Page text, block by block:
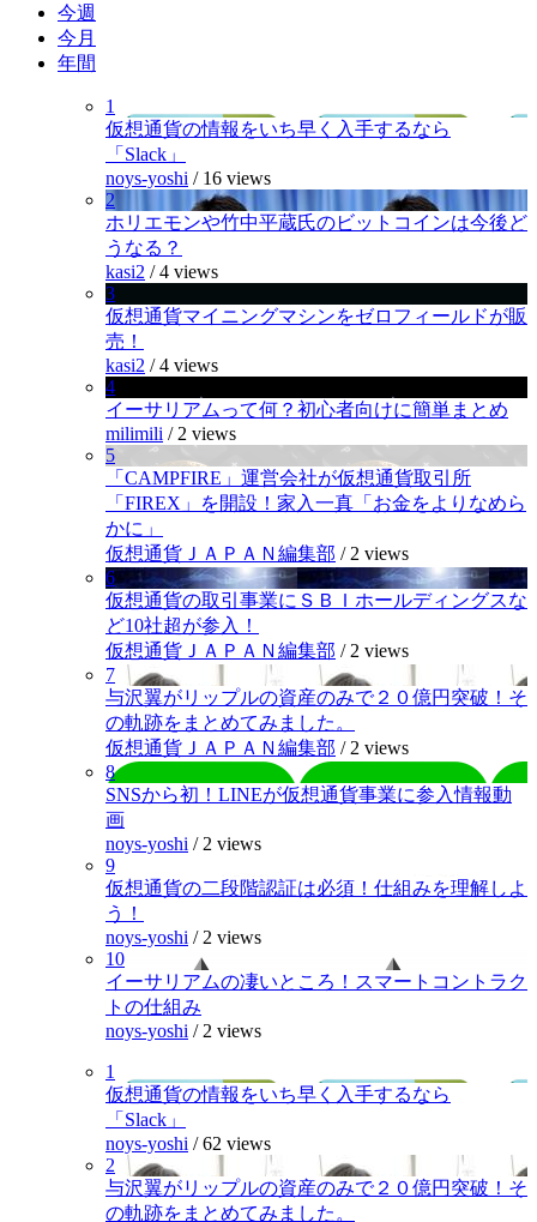
今週
今月
年間
1
仮想通貨の情報をいち早く入手するなら
「Slack」
noys-yoshi / 16 views
2
ホリエモンや竹中平蔵氏のビットコインは今後ど
うなる？
kasi2 /4 views
3
仮想通貨マイニングマシンをゼロフィールドが販
売！
kasi2 /4 views
4
イーサリアムって何？初心者向けに簡単まとめ
milimili / 2 views
5
「CAMPFIRE」運営会社が仮想通貨取引所
「FIREX」を開設！家入一真「お金をよりなめら
かに」
仮想通貨ＪＡＰＡＮ編集部 / 2 views
6
仮想通貨の取引事業にＳＢＩホールディングスな
ど10社超が参入！
仮想通貨ＪＡＰＡＮ編集部 / 2 views
7
与沢翼がリップルの資産のみで２０億円突破！そ
の軌跡をまとめてみました。
仮想通貨ＪＡＰＡＮ編集部 / 2 views
8
SNSから初！LINEが仮想通貨事業に参入情報動
画
noys-yoshi / 2 views
9
仮想通貨の二段階認証は必須！仕組みを理解しよ
う！
noys-yoshi / 2 views
10
イーサリアムの凄いところ！スマートコントラク
トの仕組み
noys-yoshi / 2 views
1
仮想通貨の情報をいち早く入手するなら
「Slack」
noys-yoshi /62 views
2
与沢翼がリップルの資産のみで２０億円突破！そ
の軌跡をまとめてみました。